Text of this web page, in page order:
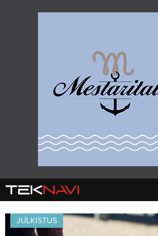
AUTOT▼
UUTISET
DIGI▼
UUTISET
JULKISTUS